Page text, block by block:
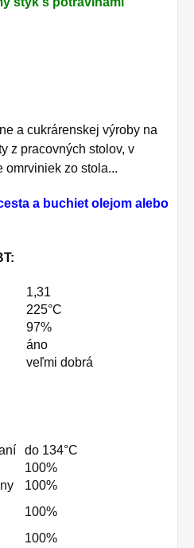
a cukrárenskej výroby na
z pracovných stolov, v
omrviniek zo stola...
a buchiet olejom alebo
1,31
225°C
97%
áno
veľmi dobrá
do 134°C
100%
100%
100%
100%